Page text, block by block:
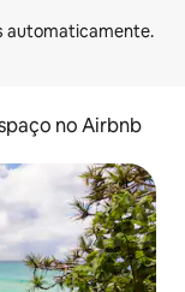
no Airbnb